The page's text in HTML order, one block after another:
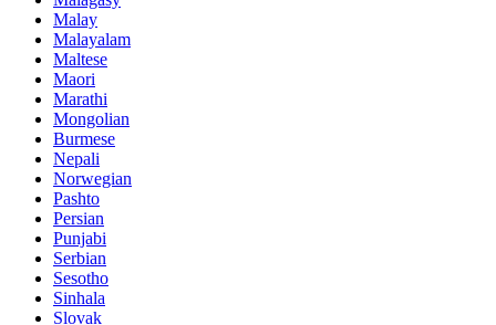
Malay
Malayalam
Maltese
Maori
Marathi
Mongolian
Burmese
Nepali
Norwegian
Pashto
Persian
Punjabi
Serbian
Sesotho
Sinhala
Slovak